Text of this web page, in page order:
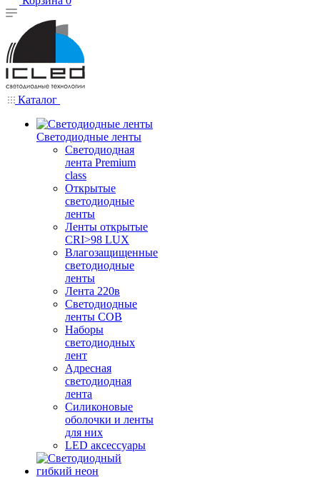
Каталог
Светодиодные ленты
Светодиодная
лента Premium
class
Открытые
светодиодные
ленты
Ленты открытые
CRI>98 LUX
Влагозащищенные
светодиодные
ленты
Лента 220в
Светодиодные
ленты COB
Наборы
светодиодных
лент
Адресная
светодиодная
лента
Силиконовые
оболочки и ленты
для них
LED аксессуары